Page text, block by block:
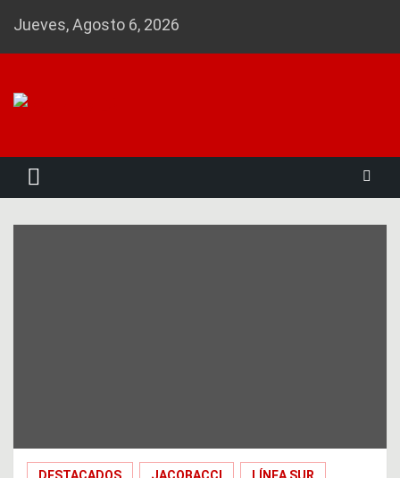
Jueves, Agosto 6, 2026
DESTACADOS JACOBACCI LÍNEA SUR